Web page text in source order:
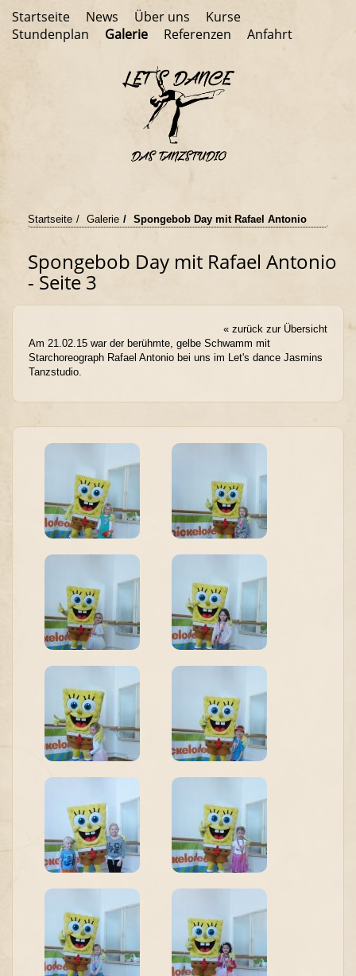
Startseite News Über uns
Kurse
Stundenplan
Galerie Referenzen Anfahrt
Startseite Galerie Spongebob Day mit Rafael Antonio
Spongebob Day mit Rafael Antonio
- Seite 3
« zurück zur Übersicht
Am 21.02.15 war der berühmte, gelbe Schwamm mit
Starchoreograph Rafael Antonio bei uns im Let's dance Jasmins
Tanzstudio.